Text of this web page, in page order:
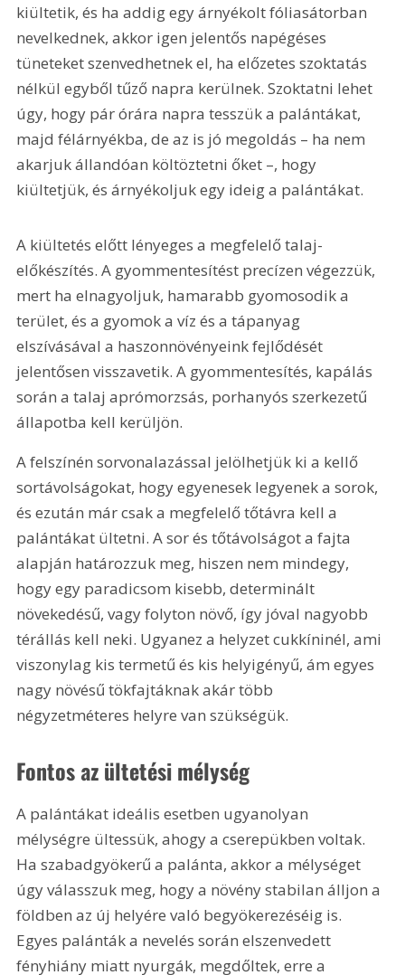
kiültetik, és ha addig egy árnyékolt fóliasátorban
nevelkednek, akkor igen jelentős napégéses
tüneteket szenvedhetnek el, ha előzetes szoktatás
nélkül egyből tűző napra kerülnek. Szoktatni lehet
úgy, hogy pár órára napra tesszük a palántákat,
majd félárnyékba, de az is jó megoldás – ha nem
akarjuk állandóan költöztetni őket –, hogy
kiültetjük, és árnyékoljuk egy ideig a palántákat.
A kiültetés előtt lényeges a megfelelő talaj-
előkészítés. A gyommentesítést precízen végezzük,
mert ha elnagyoljuk, hamarabb gyomosodik a
terület, és a gyomok a víz és a tápanyag
elszívásával a haszonnövényeink fejlődését
jelentősen visszavetik. A gyommentesítés, kapálás
során a talaj aprómorzsás, porhanyós szerkezetű
állapotba kell kerüljön.
A felszínén sorvonalazással jelölhetjük ki a kellő
sortávolságokat, hogy egyenesek legyenek a sorok,
és ezután már csak a megfelelő tőtávra kell a
palántákat ültetni. A sor és tőtávolságot a fajta
alapján határozzuk meg, hiszen nem mindegy,
hogy egy paradicsom kisebb, determinált
növekedésű, vagy folyton növő, így jóval nagyobb
térállás kell neki. Ugyanez a helyzet cukkíninél, ami
viszonylag kis termetű és kis helyigényű, ám egyes
nagy növésű tökfajtáknak akár több
négyzetméteres helyre van szükségük.
Fontos az ültetési mélység
A palántákat ideális esetben ugyanolyan
mélységre ültessük, ahogy a cserepükben voltak.
Ha szabadgyökerű a palánta, akkor a mélységet
úgy válasszuk meg, hogy a növény stabilan álljon a
földben az új helyére való begyökerezéséig is.
Egyes palánták a nevelés során elszenvedett
fényhiány miatt nyurgák, megdőltek, erre a